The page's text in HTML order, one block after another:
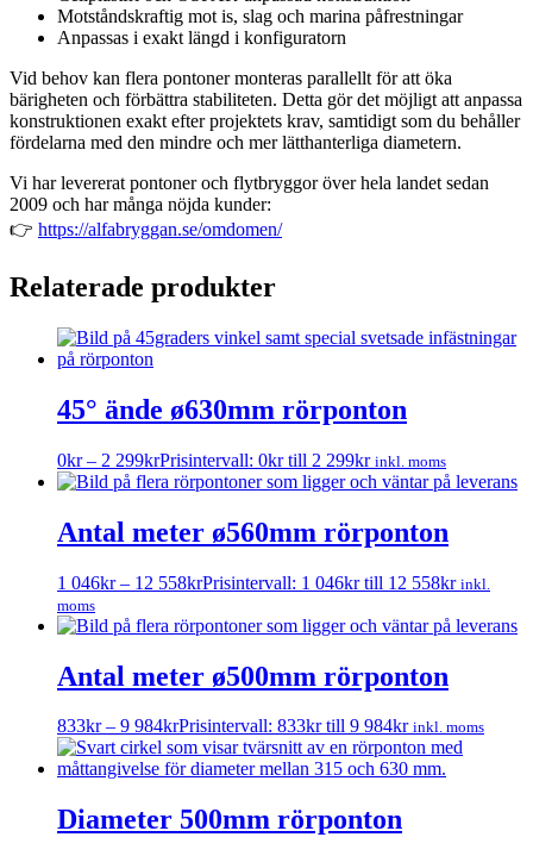
Motståndskraftig mot is, slag och marina påfrestningar
Anpassas i exakt längd i konfiguratorn
Vid behov kan flera pontoner monteras parallellt för att öka
bärigheten och förbättra stabiliteten. Detta gör det möjligt att anpassa
konstruktionen exakt efter projektets krav, samtidigt som du behåller
fördelarna med den mindre och mer lätthanterliga diametern.
Vi har levererat pontoner och flytbryggor över hela landet sedan
2009 och har många nöjda kunder:
👉 https://alfabryggan.se/omdomen/
Relaterade produkter
45° ände ø630mm rörponton
0kr – 2 299krPrisintervall: 0kr till 2 299kr inkl. moms
Antal meter ø560mm rörponton
1 046kr – 12 558krPrisintervall: 1 046kr till 12 558kr inkl.
moms
Antal meter ø500mm rörponton
833kr – 9 984krPrisintervall: 833kr till 9 984kr inkl. moms
Diameter 500mm rörponton